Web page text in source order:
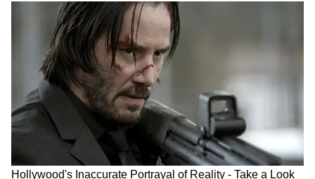
ABOUT THE AUTHOR
Anulekha Kar
অনুলেখা কর ২০২৪ সালের এপ্রিল মাস থেকে এশিয়ানেট নিউজ
বাংলায় কর্মরত। তাঁর এর আগে একাধিক টেলিভিশন ও ওয়েব
মিডিয়ায় কাজ করার অভিজ্ঞতা রয়েছে। যাদবপুর বিশ্ববিদ্যালয়
থেকে জার্নালিজম ও মাস কমিউনিকেশনে মাস্টার্স করেছেন।
জার্নালিজমে স্নাতক পাশ করার পরে সর্বভারতীয় সংবাদ মাধ্যম
থেকে ইন্টার্নশিপের মাধ্যমেই তাঁর সংবাদ জগতে হাতেখড়ি। ক্রাইম,